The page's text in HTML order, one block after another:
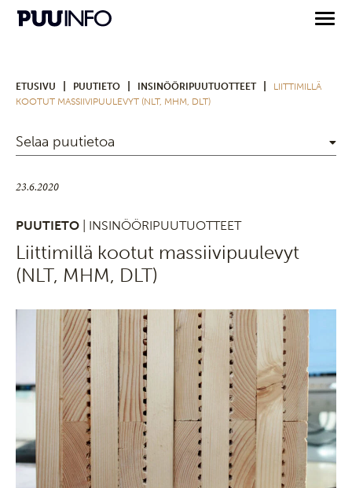
ETUSIVU PUUTIETO INSINÖÖRIPUUTUOTTEET
LIITTIMILLÄ
KOOTUT MASSIIVIPUULEVYT (NLT, MHM, DLT)
Selaa puutietoa
23.6.2020
PUUTIETO | INSINÖÖRIPUUTUOTTEET
Liittimillä kootut massiivipuulevyt
(NLT, MHM, DLT)